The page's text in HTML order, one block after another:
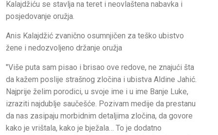
Kalajdžiću se stavlja na teret i neovlaštena nabavka i
posjedovanje oružja.
Anis Kalajdžić zvanično osumnjičen za teško ubistvo
žene i nedozvoljeno držanje oružja
"Više puta sam pisao i brisao ove redove, ne znajući šta
da kažem poslije strašnog zločina i ubistva Aldine Jahić.
Najprije želim porodici, u svoje ime i u ime Banje Luke,
izraziti najdublje saučešće. Pozivam medije da prestanu
da nas zasipaju morbidnim detaljima zločina, da govore
kako je vrištala, kako je bježala… To je dodatno